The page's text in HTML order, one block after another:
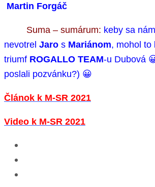
Martin Forgáč
Suma – sumárum: keby sa
nevotrel Jaro s Mariánom, mohol to
triumf ROGALLO TEAM-u Dubová
poslali pozvánku?) 😀
Článok k M-SR 2021
Video k M-SR 2021